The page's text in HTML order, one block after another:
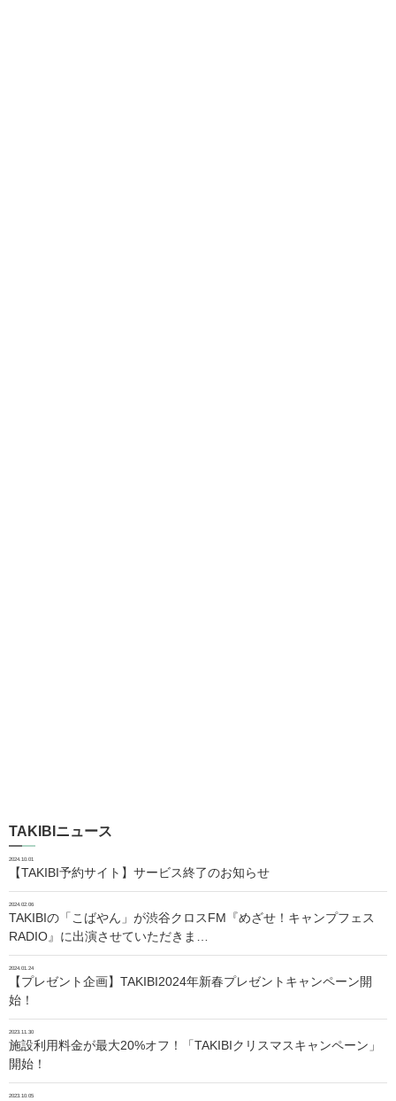
TAKIBIニュース
2024.10.01
【TAKIBI予約サイト】サービス終了のお知らせ
2024.02.06
TAKIBIの「こばやん」が渋谷クロスFM『めざせ！キャンプフェス
RADIO』に出演させていただきま…
2024.01.24
【プレゼント企画】TAKIBI2024年新春プレゼントキャンペーン開
始！
2023.11.30
施設利用料金が最大20%オフ！「TAKIBIクリスマスキャンペーン」
開始！
2023.10.05